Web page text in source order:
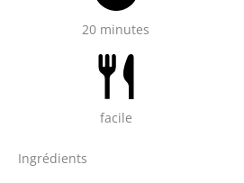
20 minutes
facile
Ingrédients